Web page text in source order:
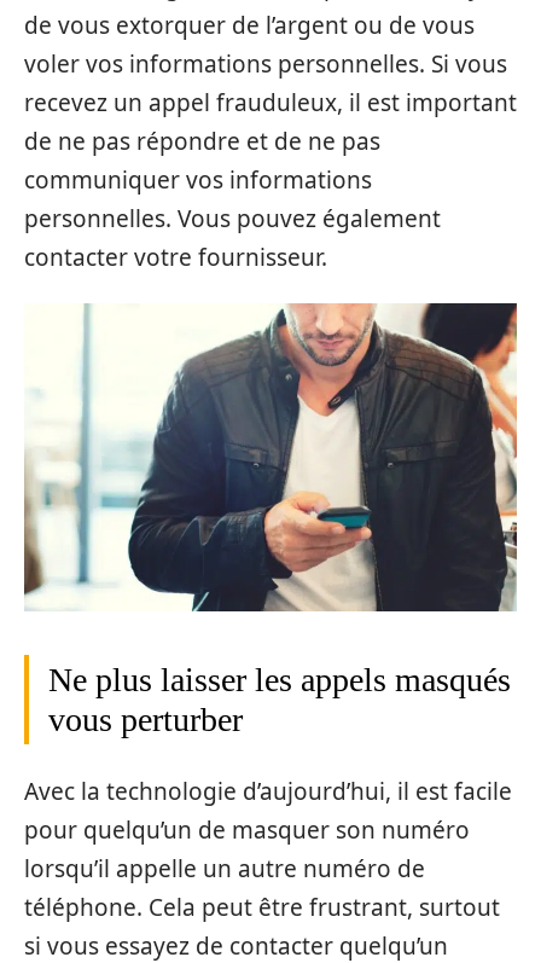
de vous extorquer de l’argent ou de vous
voler vos informations personnelles. Si vous
recevez un appel frauduleux, il est important
de ne pas répondre et de ne pas
communiquer vos informations
personnelles. Vous pouvez également
contacter votre fournisseur.
Ne plus laisser les appels masqués
vous perturber
Avec la technologie d’aujourd’hui, il est facile
pour quelqu’un de masquer son numéro
lorsqu’il appelle un autre numéro de
téléphone. Cela peut être frustrant, surtout
si vous essayez de contacter quelqu’un